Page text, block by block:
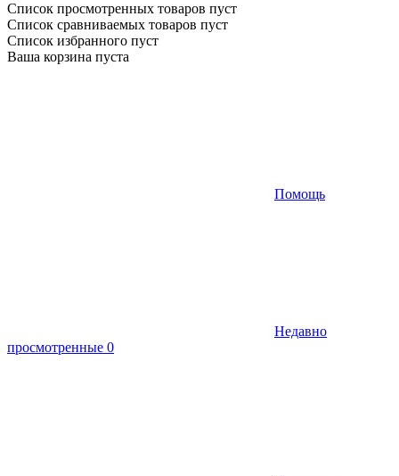
Список просмотренных товаров пуст
Список сравниваемых товаров пуст
Список избранного пуст
Ваша корзина пуста
Помощь
Недавно
просмотренные 0